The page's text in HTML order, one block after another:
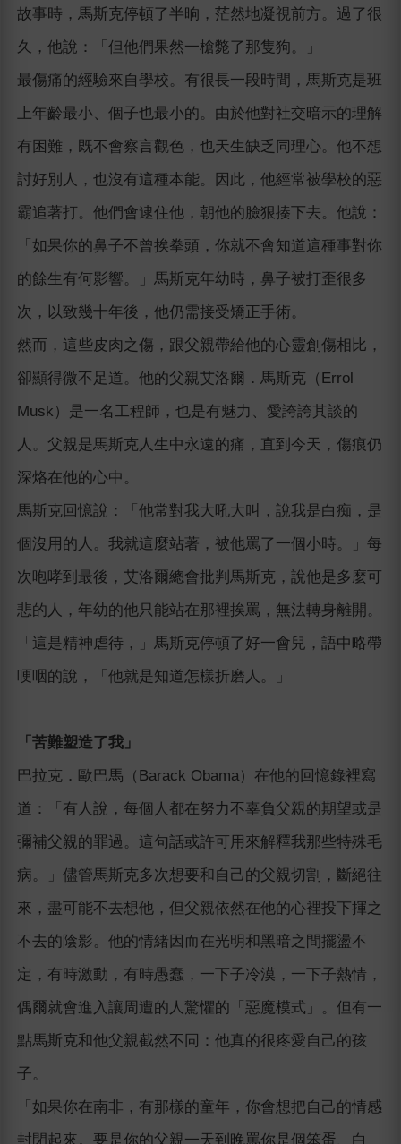
故事時，馬斯克停頓了半晌，茫然地凝視前方。過了很
久，他說：「但他們果然一槍斃了那隻狗。」
最傷痛的經驗來自學校。有很長一段時間，馬斯克是班
上年齡最小、個子也最小的。由於他對社交暗示的理解
有困難，既不會察言觀色，也天生缺乏同理心。他不想
討好別人，也沒有這種本能。因此，他經常被學校的惡
霸追著打。他們會逮住他，朝他的臉狠揍下去。他說：
「如果你的鼻子不曾挨拳頭，你就不會知道這種事對你
的餘生有何影響。」馬斯克年幼時，鼻子被打歪很多
次，以致幾十年後，他仍需接受矯正手術。
然而，這些皮肉之傷，跟父親帶給他的心靈創傷相比，
卻顯得微不足道。他的父親艾洛爾．馬斯克（Errol
Musk）是一名工程師，也是有魅力、愛誇誇其談的
人。父親是馬斯克人生中永遠的痛，直到今天，傷痕仍
深烙在他的心中。
馬斯克回憶說：「他常對我大吼大叫，說我是白痴，是
個沒用的人。我就這麼站著，被他罵了一個小時。」每
次咆哮到最後，艾洛爾總會批判馬斯克，說他是多麼可
悲的人，年幼的他只能站在那裡挨罵，無法轉身離開。
「這是精神虐待，」馬斯克停頓了好一會兒，語中略帶
哽咽的說，「他就是知道怎樣折磨人。」
「苦難塑造了我」
巴拉克．歐巴馬（Barack Obama）在他的回憶錄裡寫
道：「有人說，每個人都在努力不辜負父親的期望或是
彌補父親的罪過。這句話或許可用來解釋我那些特殊毛
病。」儘管馬斯克多次想要和自己的父親切割，斷絕往
來，盡可能不去想他，但父親依然在他的心裡投下揮之
不去的陰影。他的情緒因而在光明和黑暗之間擺盪不
定，有時激動，有時愚蠢，一下子冷漠，一下子熱情，
偶爾就會進入讓周遭的人驚懼的「惡魔模式」。但有一
點馬斯克和他父親截然不同：他真的很疼愛自己的孩
子。
「如果你在南非，有那樣的童年，你會想把自己的情感
封閉起來。要是你的父親一天到晚罵你是個笨蛋、白